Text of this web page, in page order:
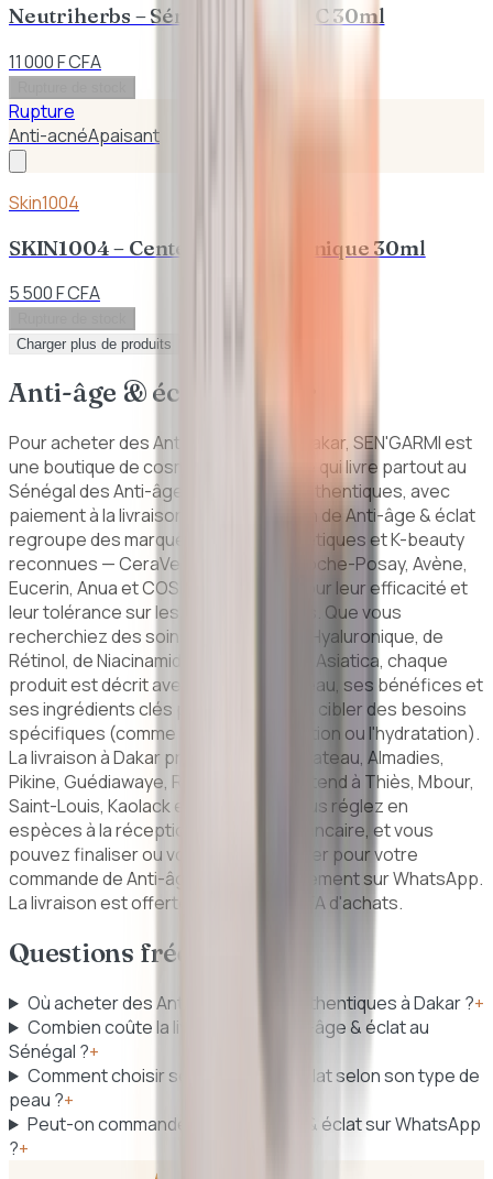
Neutriherbs – Sérum Vitamine C 30ml
11 000 F CFA
Rupture
Anti-acnéApaisant
Skin1004
SKIN1004 – Centella Toning Tonique 30ml
5 500 F CFA
Charger plus de produits
Anti-âge & éclat
Pour acheter des Anti-âge & éclat à Dakar, SEN'GARMI est
une boutique de cosmétiques en ligne qui livre partout au
Sénégal des Anti-âge & éclat 100 % authentiques, avec
paiement à la livraison. Notre sélection de Anti-âge & éclat
regroupe des marques dermo-cosmétiques et K-beauty
reconnues — CeraVe, Bioderma, La Roche-Posay, Avène,
Eucerin, Anua et COSRX — choisies pour leur efficacité et
leur tolérance sur les peaux africaines. Que vous
recherchiez des soins à base d'Acide Hyaluronique, de
Rétinol, de Niacinamide ou de Centella Asiatica, chaque
produit est décrit avec son type de peau, ses bénéfices et
ses ingrédients clés pour vous aider à cibler des besoins
spécifiques (comme l'hyperpigmentation ou l'hydratation).
La livraison à Dakar prend 24 à 48 h (Plateau, Almadies,
Pikine, Guédiawaye, Rufisque…) et s'étend à Thiès, Mbour,
Saint-Louis, Kaolack et Ziguinchor. Vous réglez en
espèces à la réception, sans carte bancaire, et vous
pouvez finaliser ou vous faire conseiller pour votre
commande de Anti-âge & éclat directement sur WhatsApp.
La livraison est offerte dès 25 000 FCFA d'achats.
Questions fréquentes
Où acheter des Anti-âge & éclat authentiques à Dakar ?+
Combien coûte la livraison des Anti-âge & éclat au
Sénégal ?+
Comment choisir ses Anti-âge & éclat selon son type de
peau ?+
Peut-on commander des Anti-âge & éclat sur WhatsApp
?+